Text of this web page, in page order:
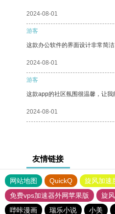
2024-08-01
游客
这款办公软件的界面设计非常简
2024-08-01
游客
这款app的社区氛围很温馨，让我
2024-08-01
友情链接
网站地图 QuickQ 旋风加速
免费vps加速器外网苹果版
旋
哔咔漫画
瑞乐小说 小美